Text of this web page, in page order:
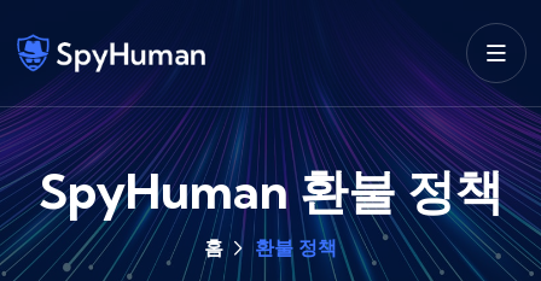
SpyHuman 환불 정책
홈 환불 정책